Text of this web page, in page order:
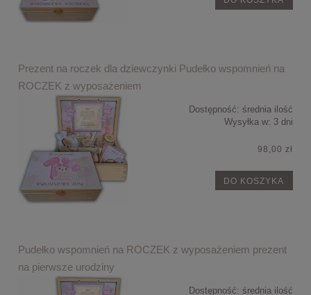
Prezent na roczek dla dziewczynki Pudełko wspomnień na
ROCZEK z wyposażeniem
Dostępność: średnia ilość
Wysyłka w: 3 dni
98,00 zł
DO KOSZYKA
Pudełko wspomnień na ROCZEK z wyposażeniem prezent
na pierwsze urodziny
Dostępność: średnia ilość